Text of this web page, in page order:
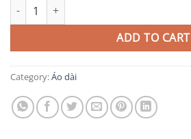
AD76 quantity
ADD TO CART
Category:Áo dài